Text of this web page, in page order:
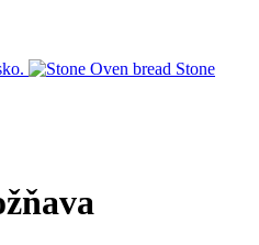
Stone